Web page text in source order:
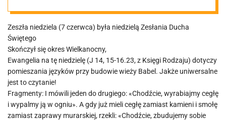
Zeszła niedziela (7 czerwca) była niedzielą Zesłania Ducha
Świętego
Skończył się okres Wielkanocny,
Ewangelia na tę niedzielę (J 14, 15-16.23, z Księgi Rodzaju) dotyczy
pomieszania języków przy budowie wieży Babel. Jakże uniwersalne
jest to czytanie!
Fragmenty: I mówili jeden do drugiego: «Chodźcie, wyrabiajmy cegłę
i wypalmy ją w ogniu». A gdy już mieli cegłę zamiast kamieni i smołę
zamiast zaprawy murarskiej, rzekli: «Chodźcie, zbudujemy sobie